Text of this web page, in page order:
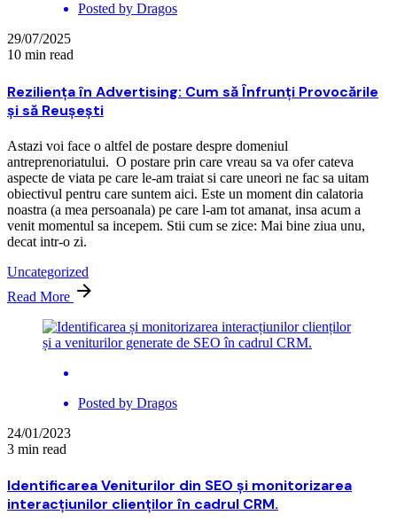
Posted by Dragos
29/07/2025
10 min read
Reziliența în Advertising: Cum să Înfrunți Provocările
și să Reușești
Astazi voi face o altfel de postare despre domeniul
antreprenoriatului. O postare prin care vreau sa va ofer cateva
aspecte de viata pe care le-am traiat si care uneori ne fac sa uitam
obiectivul pentru care suntem aici. Este un moment din calatoria
noastra (a mea persoanala) pe care l-am tot amanat, insa acum a
venit momentul sa incepem. Stii cum se zice: Mai bine ziua unu,
decat intr-o zi.
Uncategorized
Read More
Posted by Dragos
24/01/2023
3 min read
Identificarea Veniturilor din SEO și monitorizarea
interacțiunilor clienților în cadrul CRM.